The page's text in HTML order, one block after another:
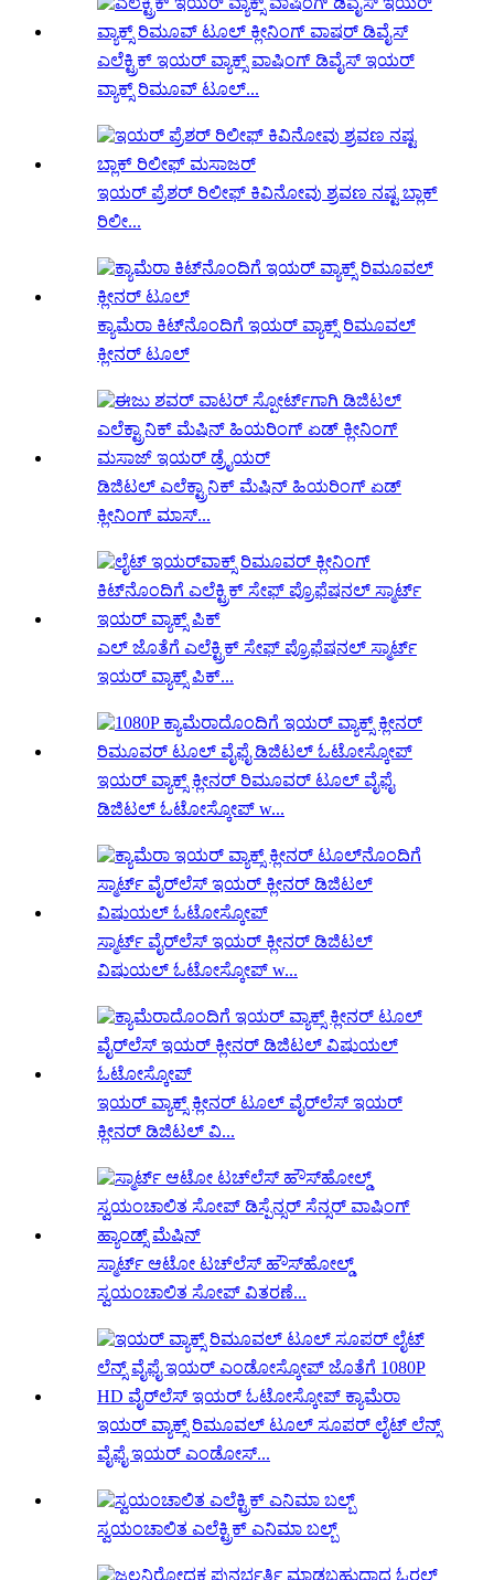
ಎಲೆಕ್ಟ್ರಿಕ್ ಇಯರ್ ವ್ಯಾಕ್ಸ್ ವಾಷಿಂಗ್ ಡಿವೈಸ್ ಇಯರ್
ವ್ಯಾಕ್ಸ್ ರಿಮೂವ್ ಟೂಲ್...
ಇಯರ್ ಪ್ರೆಶರ್ ರಿಲೀಫ್ ಕಿವಿನೋವು ಶ್ರವಣ ನಷ್ಟ ಬ್ಲಾಕ್
ರಿಲೀ...
ಕ್ಯಾಮೆರಾ ಕಿಟ್‌ನೊಂದಿಗೆ ಇಯರ್ ವ್ಯಾಕ್ಸ್ ರಿಮೂವಲ್
ಕ್ಲೀನರ್ ಟೂಲ್
ಡಿಜಿಟಲ್ ಎಲೆಕ್ಟ್ರಾನಿಕ್ ಮೆಷಿನ್ ಹಿಯರಿಂಗ್ ಏಡ್
ಕ್ಲೀನಿಂಗ್ ಮಾಸ್...
ಎಲ್ ಜೊತೆಗೆ ಎಲೆಕ್ಟ್ರಿಕ್ ಸೇಫ್ ಪ್ರೊಫೆಷನಲ್ ಸ್ಮಾರ್ಟ್
ಇಯರ್ ವ್ಯಾಕ್ಸ್ ಪಿಕ್...
ಇಯರ್ ವ್ಯಾಕ್ಸ್ ಕ್ಲೀನರ್ ರಿಮೂವರ್ ಟೂಲ್ ವೈಫೈ
ಡಿಜಿಟಲ್ ಓಟೋಸ್ಕೋಪ್ w...
ಸ್ಮಾರ್ಟ್ ವೈರ್‌ಲೆಸ್ ಇಯರ್ ಕ್ಲೀನರ್ ಡಿಜಿಟಲ್
ವಿಷುಯಲ್ ಓಟೋಸ್ಕೋಪ್ w...
ಇಯರ್ ವ್ಯಾಕ್ಸ್ ಕ್ಲೀನರ್ ಟೂಲ್ ವೈರ್‌ಲೆಸ್ ಇಯರ್
ಕ್ಲೀನರ್ ಡಿಜಿಟಲ್ ವಿ...
ಸ್ಮಾರ್ಟ್ ಆಟೋ ಟಚ್‌ಲೆಸ್ ಹೌಸ್‌ಹೋಲ್ಡ್
ಸ್ವಯಂಚಾಲಿತ ಸೋಪ್ ವಿತರಣೆ...
ಇಯರ್ ವ್ಯಾಕ್ಸ್ ರಿಮೂವಲ್ ಟೂಲ್ ಸೂಪರ್ ಲೈಟ್ ಲೆನ್ಸ್
ವೈಫೈ ಇಯರ್ ಎಂಡೋಸ್...
ಸ್ವಯಂಚಾಲಿತ ಎಲೆಕ್ಟ್ರಿಕ್ ಎನಿಮಾ ಬಲ್ಬ್